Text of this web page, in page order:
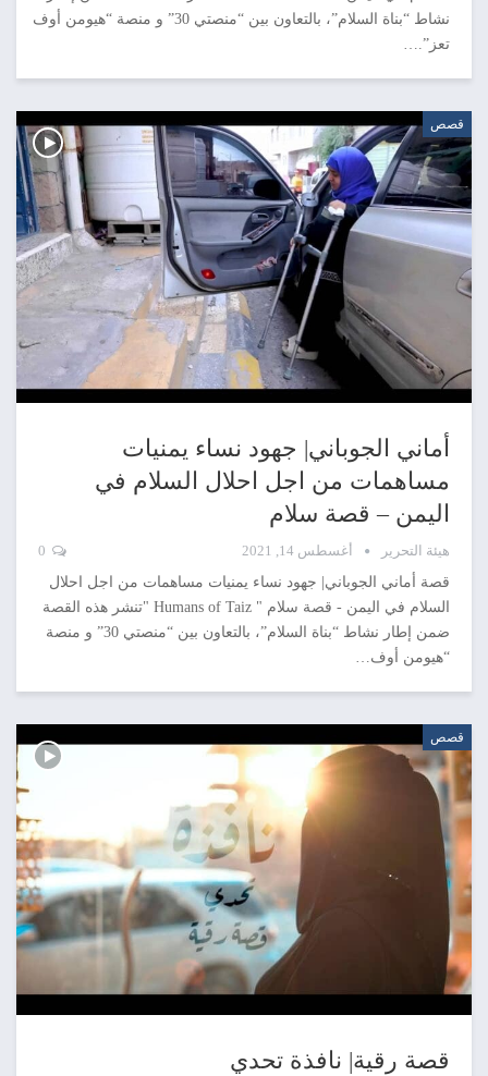
نشاط “بناة السلام”، بالتعاون بين “منصتي 30” و منصة “هيومن أوف
تعز”.…
قصص
أماني الجوباني| جهود نساء يمنيات
مساهمات من اجل احلال السلام في
اليمن – قصة سلام
هيئة التحرير أغسطس 14, 2021
قصة أماني الجوباني| جهود نساء يمنيات مساهمات من اجل احلال
السلام في اليمن - قصة سلام " Humans of Taiz "تنشر هذه القصة
ضمن إطار نشاط “بناة السلام”، بالتعاون بين “منصتي 30” و منصة
“هيومن أوف…
قصص
قصة رقية| نافذة تحدي